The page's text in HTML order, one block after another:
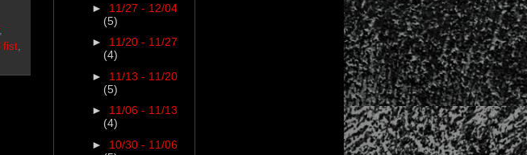
fist
► 11/27 - 12/04
(5)
► 11/20 - 11/27
(4)
► 11/13 - 11/20
(5)
► 11/06 - 11/13
(4)
► 10/30 - 11/06